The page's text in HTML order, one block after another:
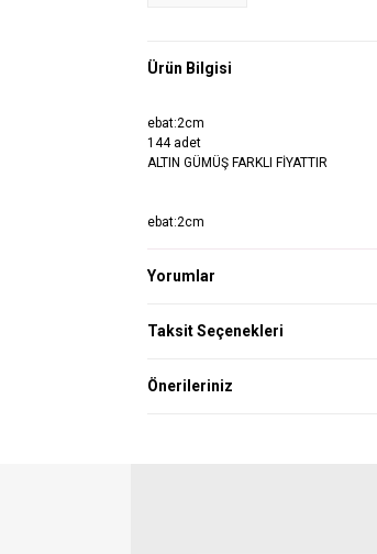
Ürün Bilgisi
ebat:2cm
144 adet
ALTIN GÜMÜŞ FARKLI FİYATTIR
ebat:2cm
Yorumlar
Taksit Seçenekleri
Önerileriniz